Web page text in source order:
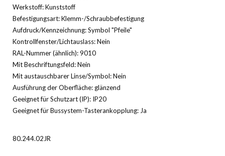
Werkstoff: Kunststoff
Befestigungsart: Klemm-/Schraubbefestigung
Aufdruck/Kennzeichnung: Symbol "Pfeile"
Kontrollfenster/Lichtauslass: Nein
RAL-Nummer (ähnlich): 9010
Mit Beschriftungsfeld: Nein
Mit austauschbarer Linse/Symbol: Nein
Ausführung der Oberfläche: glänzend
Geeignet für Schutzart (IP): IP20
Geeignet für Bussystem-Tasterankopplung: Ja
80.244.02JR